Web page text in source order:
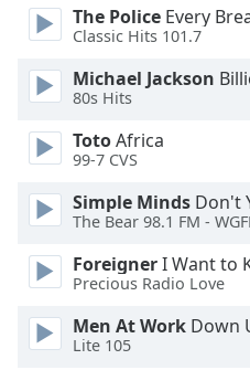
window.
Escape
cancel
and
close
Text
Color
The Police Every
Classic Hits 101.7
Michael Jackson
80s Hits
TotoAfrica
99-7 CVS
Simple Minds Don't
The Bear 98.1 FM -
ForeignerI Want to
Precious Radio Love
Men At Work Down
Lite 105